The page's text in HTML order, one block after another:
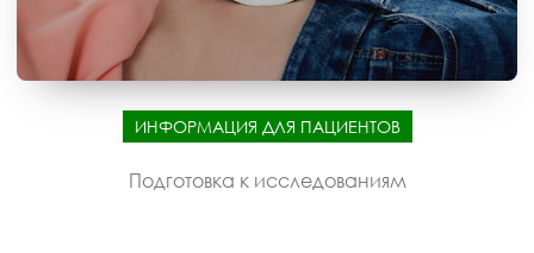
ИНФОРМАЦИЯ ДЛЯ ПАЦИЕНТОВ
Подготовка к исследованиям